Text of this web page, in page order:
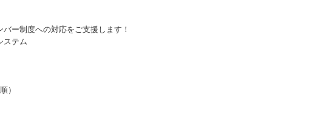
ー制度への対応をご支援します！
ステム
）